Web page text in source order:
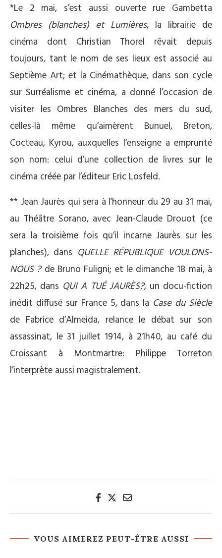
*Le 2 mai, s’est aussi ouverte rue Gambetta
Ombres (blanches) et Lumières, la librairie de
cinéma dont Christian Thorel rêvait depuis
toujours, tant le nom de ses lieux est associé au
Septième Art; et la Cinémathèque, dans son cycle
sur Surréalisme et cinéma, a donné l’occasion de
visiter les Ombres Blanches des mers du sud,
celles-là même qu’aimèrent Bunuel, Breton,
Cocteau, Kyrou, auxquelles l’enseigne a emprunté
son nom: celui d’une collection de livres sur le
cinéma créée par l’éditeur Eric Losfeld.
** Jean Jaurès qui sera à l’honneur du 29 au 31 mai,
au Théâtre Sorano, avec Jean-Claude Drouot (ce
sera la troisième fois qu’il incarne Jaurès sur les
planches), dans QUELLE RÉPUBLIQUE VOULONS-
NOUS ?de Bruno Fuligni; et le dimanche 18 mai, à
22h25, dans QUI A TUÉ JAURÈS?, un docu-fiction
inédit diffusé sur France 5, dans la Case du Siècle
de Fabrice d’Almeida, relance le débat sur son
assassinat, le 31 juillet 1914, à 21h40, au café du
Croissant à Montmartre: Philippe Torreton
l’interprète aussi magistralement.
VOUS AIMEREZ PEUT-ÊTRE AUSSI